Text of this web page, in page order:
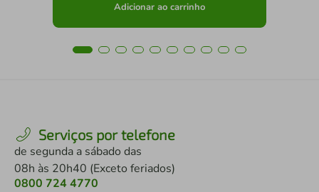
Adicionar ao carrinho
Serviços por telefone
de segunda a sábado das
08h às 20h40 (Exceto feriados)
0800 724 4770